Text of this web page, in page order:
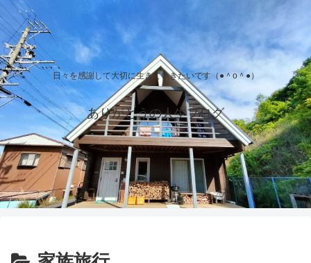
日々を感謝して大切に生きていきたいです（●＾o＾●）
ありがとうの人生ブログ